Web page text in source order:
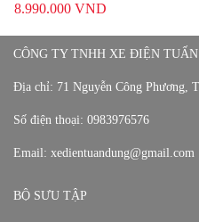
13.990.000 VND
CÔNG TY TNHH XE ĐIỆN
Địa chỉ: 71 Nguyễn Công Phương,
Số điện thoại: 0983976576
Email: xedientuandung@gmail.com
BỘ SƯU TẬP